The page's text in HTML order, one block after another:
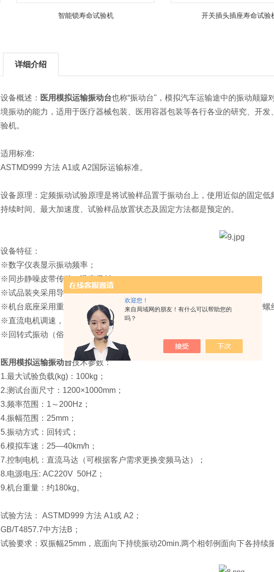
欢迎您！
来自局域网的朋友！有什么可以帮助您的
吗？
智能锁寿命试验机 开关插头插座寿命试验
详细介绍
设备概述： 医用模拟运输振动台也称“振动台"，模拟汽车运输途中的振动颠
境振动的能力，适用于医疗器械包装、医用容器包装等各行各业的研究、开
验机。
适用标准:
ASTMD999 方法 A1或 A2国际运输标准。
设备原理：定频振动试验原理是将试验样品置于振动台上，使用近似的固定
持续时间、最大加速度、试验样品放置状态及固定方法都是预定的。
设备特征：
※数字仪表显示振动频率；
※同步静噪皮带传动，噪声极低；
※试品装夹采用导轨式，操作方便、安全；
※机台底座采用重型槽钢配减振胶垫，安装方便，运行平稳，无需安装地脚螺
※直流电机调速，运行平稳，负载能力强 ；
※回转式振动（俗称跑马式），符合欧美运输标准。
医用模拟运输振动台技术参数：
1.最大试验负载(kg)：100kg；
2.测试台面尺寸：1200×1000mm；
3.频率范围：1～200Hz；
4.振幅范围：25mm；
5.振动方式：回转式；
6.模拟车速：25—40km/h；
7.控制电机：直流马达（可根据客户需求更换变频马达）；
8.电源电压: AC220V 50HZ；
9.机台重量：约180kg。
试验方法： ASTMD999 方法 A1或 A2；
GB/T4857.7中方法B；
试验要求：双振幅25mm，底面向下持统振动20min.两个相邻例面向下各持续